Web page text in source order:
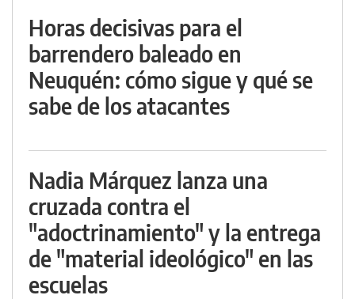
Horas decisivas para el
barrendero baleado en
Neuquén: cómo sigue y qué se
sabe de los atacantes
Nadia Márquez lanza una
cruzada contra el
"adoctrinamiento" y la entrega
de "material ideológico" en las
escuelas